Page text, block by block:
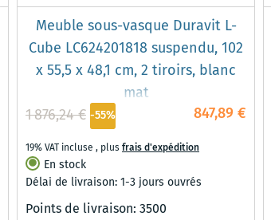
Meuble sous-vasque Duravit L-
Cube LC624201818 suspendu, 102
x 55,5 x 48,1 cm, 2 tiroirs, blanc
mat
847,89 €
1 876,24 € -55%
19% VAT incluse , plusfrais d'expédition
En stock
Délai de livraison: 1-3 jours ouvrés
Points de livraison: 3500